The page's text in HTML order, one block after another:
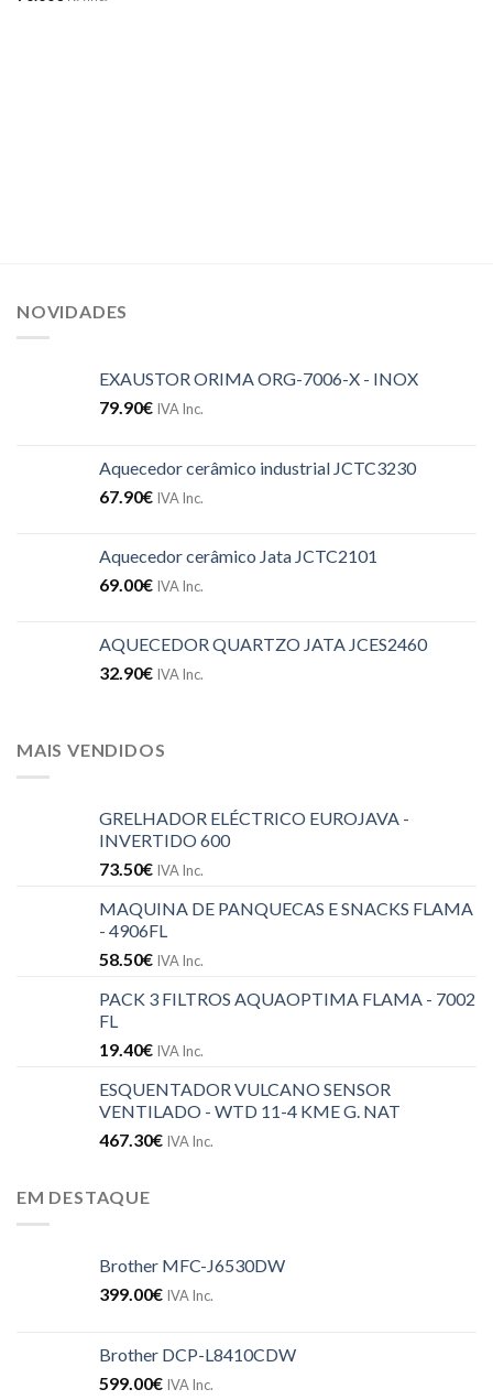
NOVIDADES
EXAUSTOR ORIMA ORG-7006-X - INOX
79.90€ IVA Inc.
Aquecedor cerâmico industrial JCTC3230
67.90€ IVA Inc.
Aquecedor cerâmico Jata JCTC2101
69.00€ IVA Inc.
AQUECEDOR QUARTZO JATA JCES2460
32.90€ IVA Inc.
MAIS VENDIDOS
GRELHADOR ELÉCTRICO EUROJAVA -
INVERTIDO 600
73.50€ IVA Inc.
MAQUINA DE PANQUECAS E SNACKS FLAMA
- 4906FL
58.50€ IVA Inc.
PACK 3 FILTROS AQUAOPTIMA FLAMA - 7002
FL
19.40€ IVA Inc.
ESQUENTADOR VULCANO SENSOR
VENTILADO - WTD 11-4 KME G. NAT
467.30€ IVA Inc.
EM DESTAQUE
Brother MFC-J6530DW
399.00€ IVA Inc.
Brother DCP-L8410CDW
599.00€ IVA Inc.